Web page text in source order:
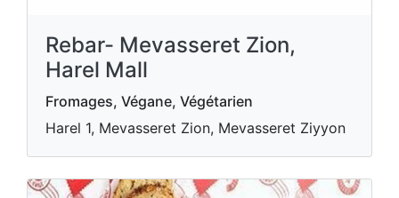
Rebar- Mevasseret Zion,
Harel Mall
Fromages, Végane, Végétarien
Harel 1, Mevasseret Zion, Mevasseret Ziyyon